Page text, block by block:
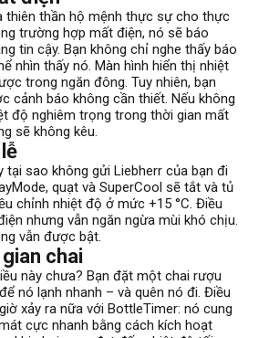
thiên thần hộ mệnh thực sự cho thực
trường hợp mất điện, nó sẽ báo
tin cậy. Bạn không chỉ nghe thấy báo
nhìn thấy nó. Màn hình hiển thị nhiệt
trong ngăn đông. Tuy nhiên, bạn
cảnh báo không cần thiết. Nếu không
độ nghiêm trọng trong thời gian mất
sẽ không kêu.
tại sao không gửi Liebherr của bạn đi
quạt và SuperCool sẽ tắt và tủ
chỉnh nhiệt độ ở mức +15 °C. Điều
nhưng vẫn ngăn ngừa mùi khó chịu.
vẫn được bật.
chai
này chưa? Bạn đặt một chai rượu
nó lạnh nhanh – và quên nó đi. Điều
xảy ra nữa với BottleTimer: nó cung
cực nhanh bằng cách kích hoạt